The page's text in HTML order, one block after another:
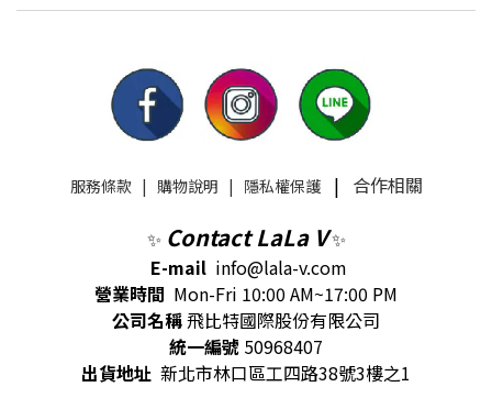
服務條款| 購物說明 | 隱私權保護| 合作相關
✨ Contact LaLa V✨
E-mail info@lala-v.com
營業時間 Mon-Fri 10:00 AM~17:00 PM
公司名稱飛比特國際股份有限公司
統一編號 50968407
出貨地址 新北市林口區工四路38號3樓之1